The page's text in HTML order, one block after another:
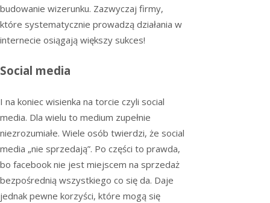
budowanie wizerunku. Zazwyczaj firmy,
które systematycznie prowadzą działania w
internecie osiągają większy sukces!
Social media
I na koniec wisienka na torcie czyli social
media. Dla wielu to medium zupełnie
niezrozumiałe. Wiele osób twierdzi, że social
media „nie sprzedają”. Po części to prawda,
bo facebook nie jest miejscem na sprzedaż
bezpośrednią wszystkiego co się da. Daje
jednak pewne korzyści, które mogą się